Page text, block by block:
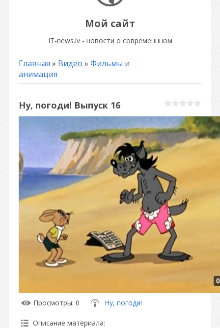
Мой сайт
IT-news.lv - новости о современнном
Главная » Видео » Фильмы и
анимация
Ну, погоди! Выпуск 16
Просмотры: 0 Ну, погоди!
Описание материала: